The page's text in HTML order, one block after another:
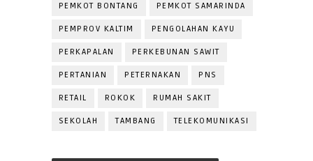
PEMKOT BONTANG PEMKOT SAMARINDA
PEMPROV KALTIM PENGOLAHAN KAYU
PERKAPALAN PERKEBUNAN SAWIT
PERTANIAN PETERNAKAN PNS
RETAIL ROKOK RUMAH SAKIT
SEKOLAH TAMBANG TELEKOMUNIKASI